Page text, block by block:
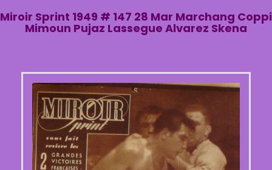
Miroir Sprint 1949 # 147 28 Mar Marchang Coppi
Mimoun Pujaz Lassegue Alvarez Skena